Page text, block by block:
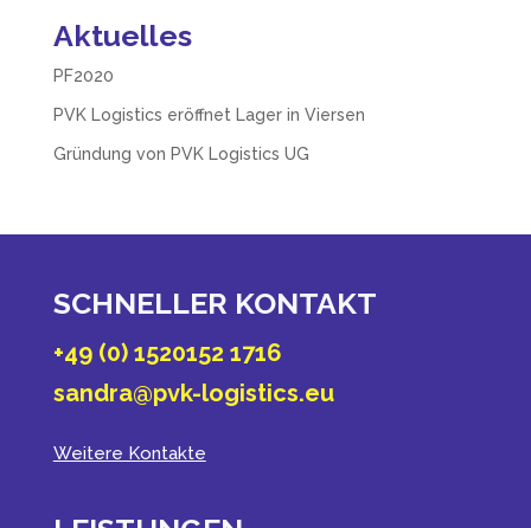
Aktuelles
PF2020
PVK Logistics eröffnet Lager in Viersen
Gründung von PVK Logistics UG
SCHNELLER KONTAKT
+49 (0) 1520152 1716
sandra@pvk-logistics.eu
Weitere Kontakte